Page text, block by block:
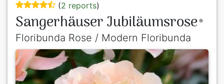
(2 reports)
Sangerhäuser Jubiläumsrose ®
Floribunda Rose / Modern Floribunda